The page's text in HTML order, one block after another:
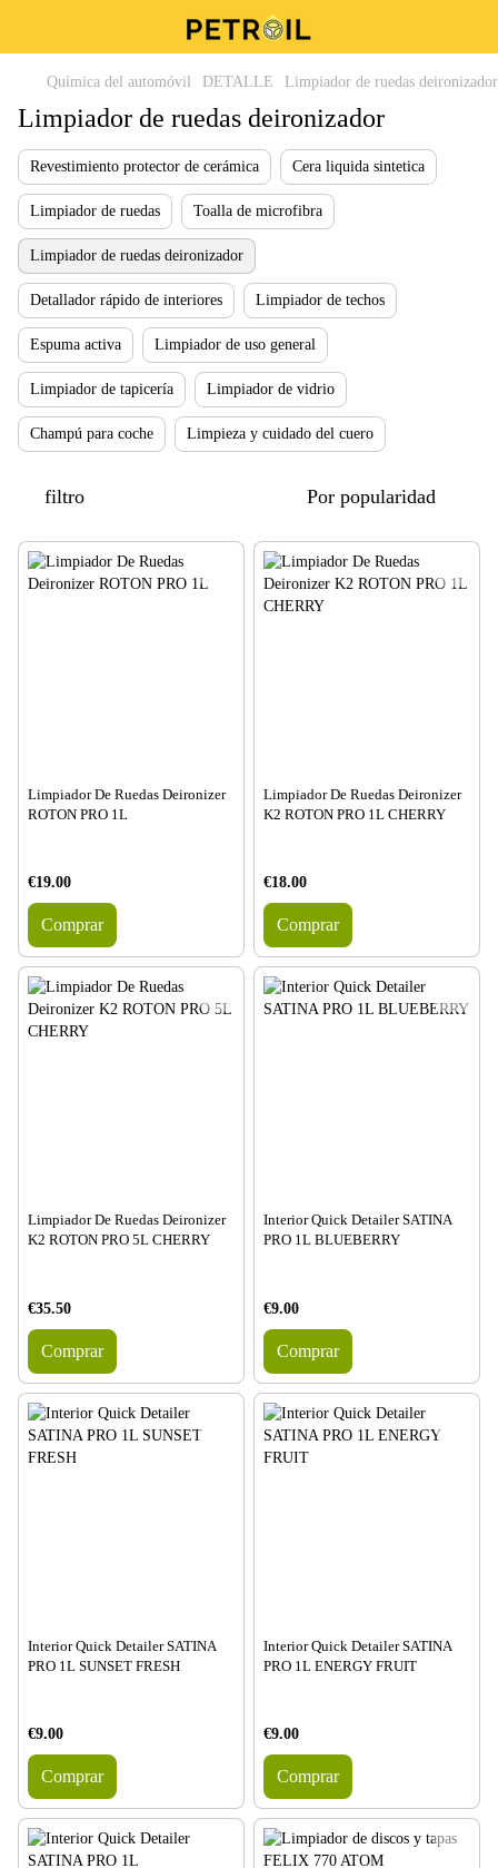
Química del automóvil DETALLE Limpiador de ruedas deironizador
Limpiador de ruedas deironizador
Revestimiento protector de cerámica Cera liquida sintetica
Limpiador de ruedas Toalla de microfibra
Limpiador de ruedas deironizador
Detallador rápido de interiores Limpiador de techos
Espuma activa Limpiador de uso general
Limpiador de tapicería Limpiador de vidrio
Сhampú para coche Limpieza y cuidado del cuero
filtro Por popularidad
Limpiador De Ruedas Deironizer
ROTON PRO 1L
€19.00
Comprar
Limpiador De Ruedas Deironizer
K2 ROTON PRO 1L CHERRY
€18.00
Comprar
Limpiador De Ruedas Deironizer
K2 ROTON PRO 5L CHERRY
€35.50
Comprar
Interior Quick Detailer SATINA
PRO 1L BLUEBERRY
€9.00
Comprar
Interior Quick Detailer SATINA
PRO 1L SUNSET FRESH
€9.00
Comprar
Interior Quick Detailer SATINA
PRO 1L ENERGY FRUIT
€9.00
Comprar